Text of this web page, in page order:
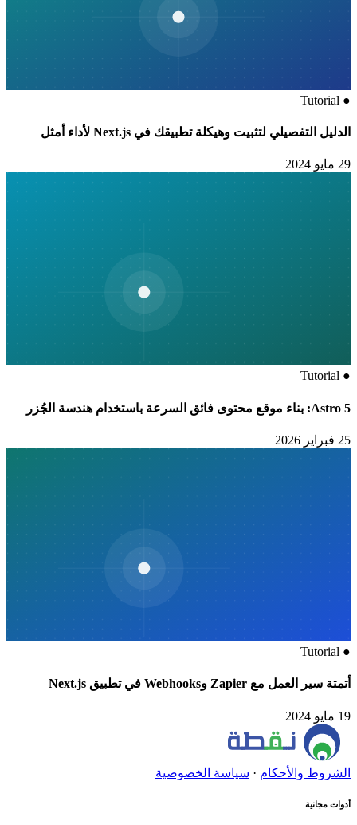
●
Tutorial
الدليل التفصيلي لتثبيت وهيكلة تطبيقك في Next.js لأداء أمثل
29 مايو 2024
●
Tutorial
Astro 5: بناء موقع محتوى فائق السرعة باستخدام هندسة الجُزر
25 فبراير 2026
●
Tutorial
أتمتة سير العمل مع Zapier وWebhooks في تطبيق Next.js
19 مايو 2024
الشروط والأحكام· سياسة الخصوصية
أدوات مجانية